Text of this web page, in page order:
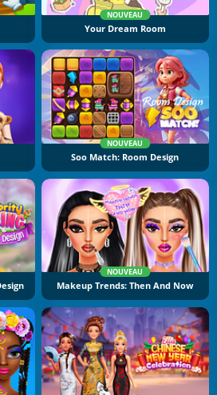
NOUVEAU
Your Dream Room
NOUVEAU
Soo Match: Room Design
NOUVEAU
Makeup Trends: Then And Now